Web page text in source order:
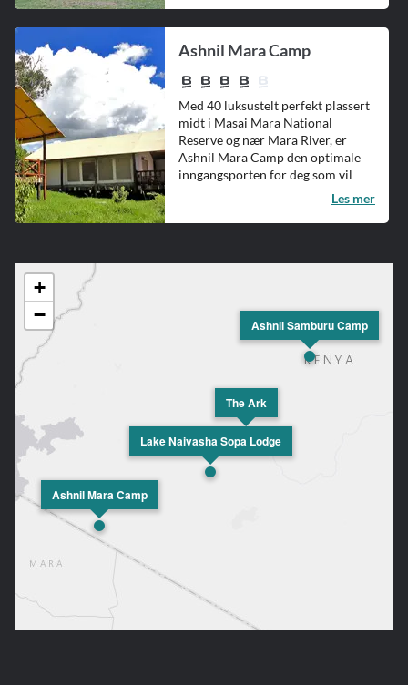
Ashnil Mara Camp
Med 40 luksustelt perfekt plassert
midt i Masai Mara National
Reserve og nær Mara River, er
Ashnil Mara Camp den optimale
inngangsporten for deg som vil
Les mer
The Ark
Ashnil Samburu Camp
Lake Naivasha Sopa Lodge
Ashnil Mara Camp
+
−